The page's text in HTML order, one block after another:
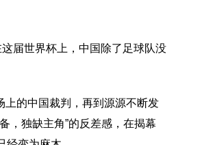
届世界杯上，中国除了足球队没
上的中国裁判，再到源源不断发
，独缺主角”的反差感，在揭幕